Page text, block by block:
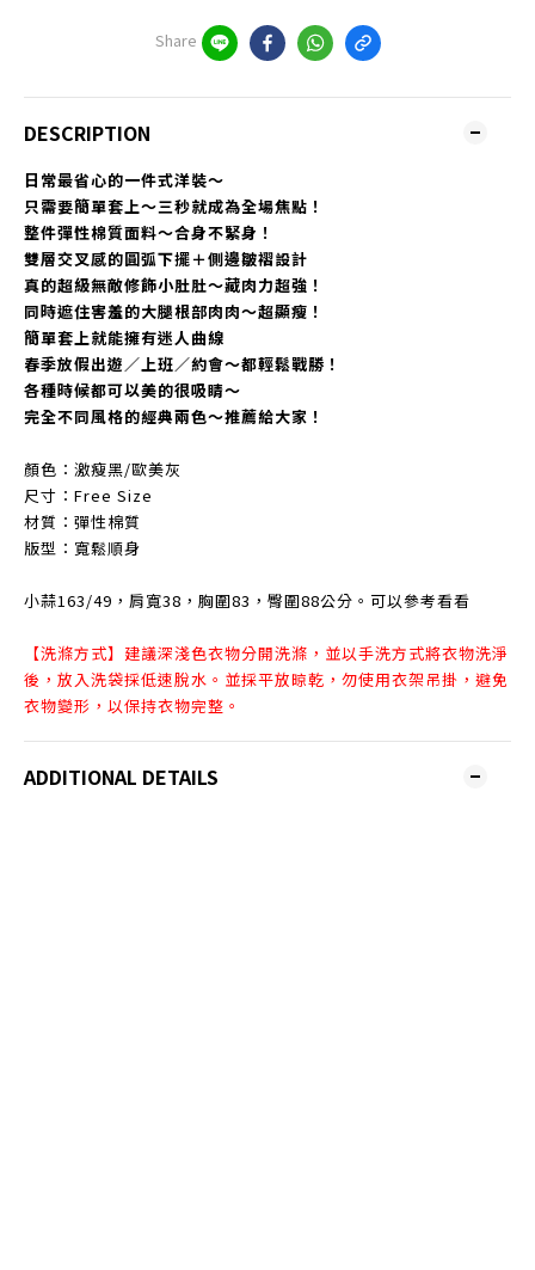
Share
DESCRIPTION
日常最省心的一件式洋裝～
只需要簡單套上～三秒就成為全場焦點！
整件彈性棉質面料～合身不緊身！
雙層交叉感的圓弧下擺＋側邊皺褶設計
真的超級無敵修飾小肚肚～藏肉力超強！
同時遮住害羞的大腿根部肉肉～超顯瘦！
簡單套上就能擁有迷人曲線
春季放假出遊／上班／約會～都輕鬆戰勝！
各種時候都可以美的很吸睛～
完全不同風格的經典兩色～推薦給大家！
顏色：激瘦黑/歐美灰
尺寸：Free Size
材質：彈性棉質
版型：寬鬆順身
小蒜163/49，肩寬38，胸圍83，臀圍88公分。可以參考看看
【洗滌方式】建議深淺色衣物分開洗滌，並以手洗方式將衣物洗淨
後，放入洗袋採低速脫水。並採平放晾乾，勿使用衣架吊掛，避免
衣物變形，以保持衣物完整。
ADDITIONAL DETAILS